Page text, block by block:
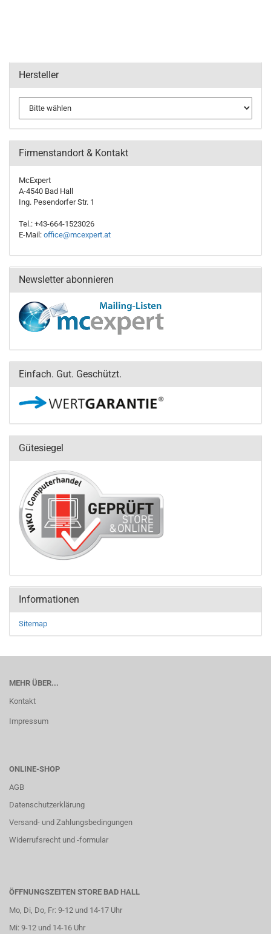
Hersteller
Firmenstandort & Kontakt
McExpert
A-4540 Bad Hall
Ing. Pesendorfer Str. 1
Tel.: +43-664-1523026
E-Mail: office@mcexpert.at
Newsletter abonnieren
Einfach. Gut. Geschützt.
Gütesiegel
Informationen
Sitemap
MEHR ÜBER...
Kontakt
Impressum
ONLINE-SHOP
AGB
Datenschutzerklärung
Versand- und Zahlungsbedingungen
Widerrufsrecht und -formular
ÖFFNUNGSZEITEN STORE BAD HALL
Mo, Di, Do, Fr: 9-12 und 14-17 Uhr
Mi: 9-12 und 14-16 Uhr